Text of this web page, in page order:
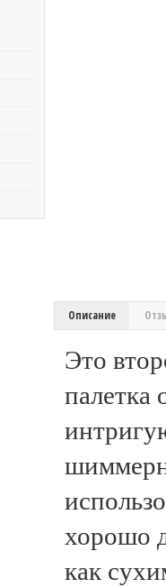
Описание
Это
палетка
хорошо
как